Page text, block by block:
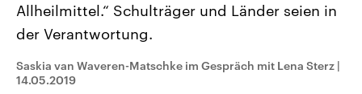
Umfragen, Prognosen,
Wahlprogramme, aktuelle Berichte
und Hintergründe zu den Parteien
Wahl.
Sendungen Programm
Audio-Archiv
Allheilmittel.“ Schulträger und Länder seien in
der Verantwortung.
Saskia van Waveren-Matschke im Gespräch mit Lena Sterz |
14.05.2019